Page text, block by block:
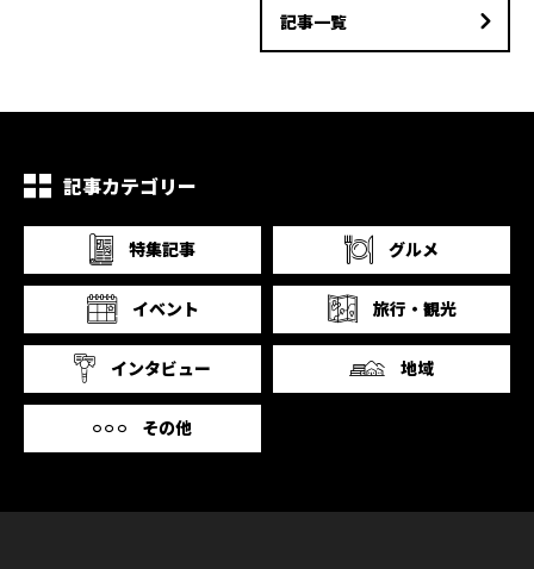
記事一覧
記事カテゴリー
特集記事 グルメ
イベント 旅行・観光
インタビュー 地域
その他